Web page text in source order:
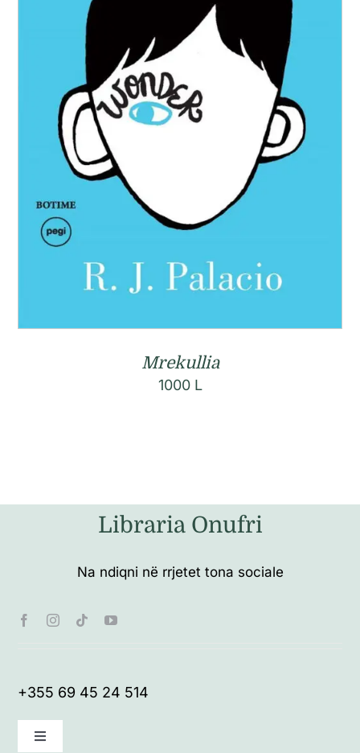
Mrekullia
1000 L
Libraria Onufri
Na ndiqni në rrjetet tona sociale
+355 69 45 24 514
Toggle